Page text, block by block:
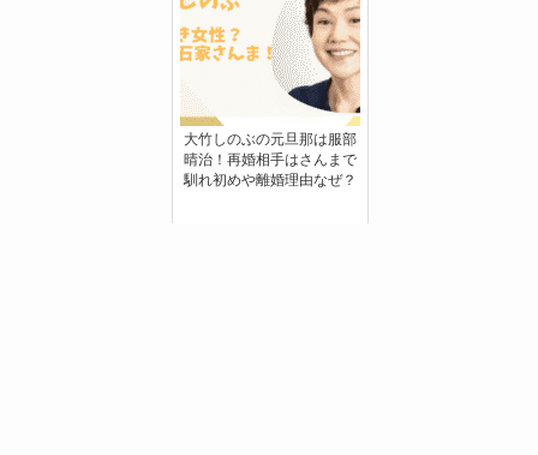
大竹しのぶの元旦那は服部
晴治！再婚相手はさんまで
馴れ初めや離婚理由なぜ？